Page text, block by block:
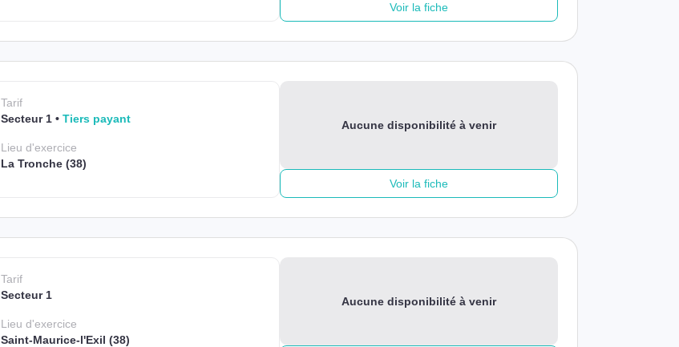
Voir la fiche
Tarif
Secteur 1
Tiers payant
Lieud'exercice
La Tronche (38)
Aucune disponibilité à venir
Voir la fiche
Tarif
Secteur 1
Lieud'exercice
Saint-Maurice-l'Exil (38)
Aucune disponibilité à venir